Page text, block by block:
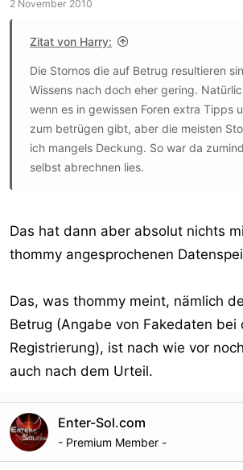
werden; die Betreffenden müssen von
aber benachrichtigt werden. Auch
Auskünfte nicht allgemein
und uneingeschränkt zur Verfolgung
jedweder
Ordnungswidrigkeiten zugelassen
Aufhebung der Anonymität im
Rechtsordnung auch sonst ein
beigemessen wird.
von Ordnungswidrigkeiten nicht
sich insoweit
aber um auch im Einzelfall besonders
Ordnungswidrigkeiten
muss.
2 November 2010
Zitat von Harry:
Die Stornos die auf Betrug resultieren
Wissens nach doch eher gering.
wenn es in gewissen Foren extra Tipps
zum betrügen gibt, aber die meisten
ich mangels Deckung. So war da
selbst abrechnen lies.
Das hat dann aber absolut nichts
thommy angesprochenen
Das, was thommy meint, nämlich
Betrug (Angabe von Fakedaten bei
Registrierung), ist nach wie vor
auch nach dem Urteil.
Enter-Sol.com
- Premium Member -